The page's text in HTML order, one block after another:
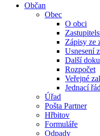
Občan
Obec
O obci
Zápisy ze
Usnesení
Další
Rozpočet
Veřejné
Jednací
Úřad
Pošta Partner
Hřbitov
Formuláře
Odpady